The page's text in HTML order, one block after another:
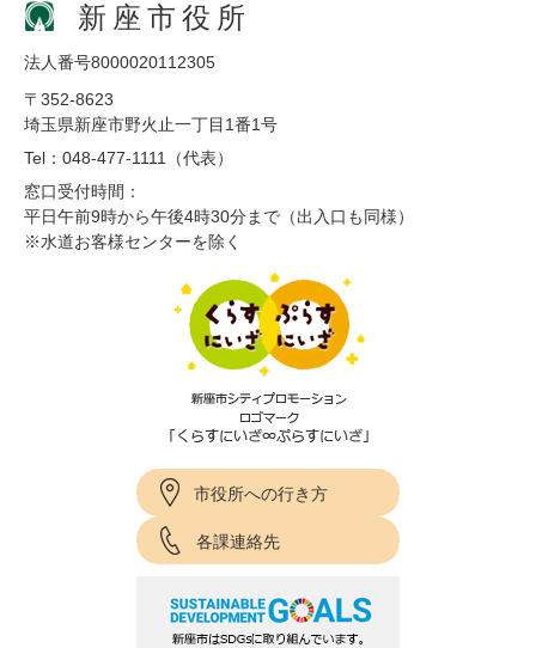
新座市役所
法人番号8000020112305
〒352-8623
埼玉県新座市野火止一丁目1番1号
Tel：048-477-1111（代表）
窓口受付時間：
平日午前9時から午後4時30分まで（出入口も同様）
※水道お客様センターを除く
市役所への行き方
各課連絡先